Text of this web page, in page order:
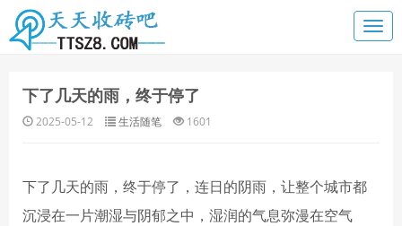
下了几天的雨，终于停了
2025-05-12 生活随笔 1601
下了几天的雨，终于停了，连日的阴雨，让整个城市都
沉浸在一片潮湿与阴郁之中，湿润的气息弥漫在空气